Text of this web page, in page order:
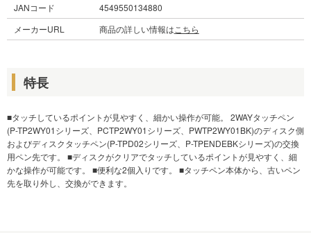
JANコード
4549550134880
メーカーURL
商品の詳しい情報は こちら
特長
■タッチしているポイントが見やすく、細かい操作が可能。 2WAYタッチペン
(P-TP2WY01シリーズ、PCTP2WY01シリーズ、PWTP2WY01BK)のディスク側
およびディスクタッチペン(P-TPD02シリーズ、P-TPENDEBKシリーズ)の交換
用ペン先です。 ■ディスクがクリアでタッチしているポイントが見やすく、細
かな操作が可能です。 ■便利な2個入りです。 ■タッチペン本体から、古いペン
先を取り外し、交換ができます。